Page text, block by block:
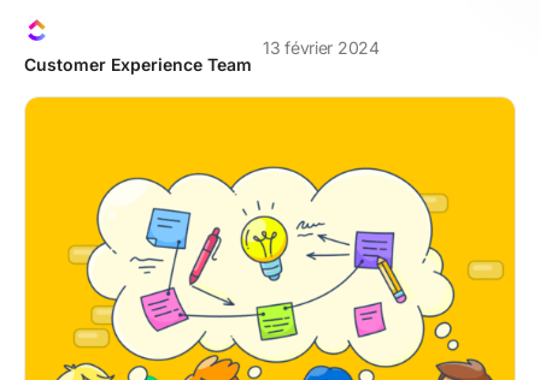
Customer Experience Team
13 février 2024